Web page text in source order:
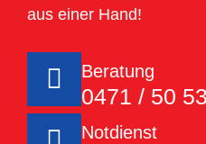
aus einer Hand!
Beratung
0471 / 50
Notdienst